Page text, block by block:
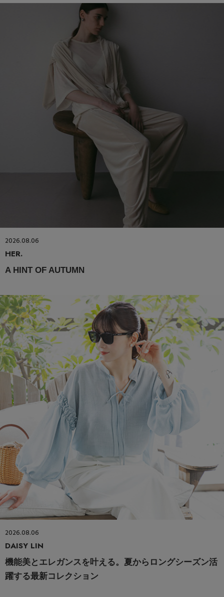
2026.08.06
HER.
A HINT OF AUTUMN
2026.08.06
DAISY LIN
機能美とエレガンスを叶える。夏からロングシーズン活
躍する最新コレクション